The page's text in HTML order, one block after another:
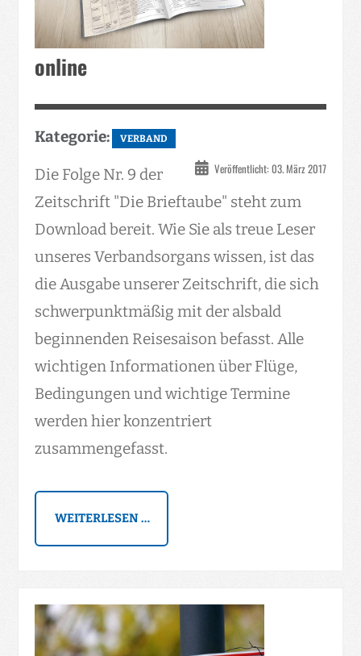
online
Kategorie: VERBAND
Veröffentlicht: 03. März 2017
Die Folge Nr. 9 der
Zeitschrift "Die Brieftaube" steht zum
Download bereit. Wie Sie als treue Leser
unseres Verbandsorgans wissen, ist das
die Ausgabe unserer Zeitschrift, die sich
schwerpunktmäßig mit der alsbald
beginnenden Reisesaison befasst. Alle
wichtigen Informationen über Flüge,
Bedingungen und wichtige Termine
werden hier konzentriert
zusammengefasst.
WEITERLESEN …